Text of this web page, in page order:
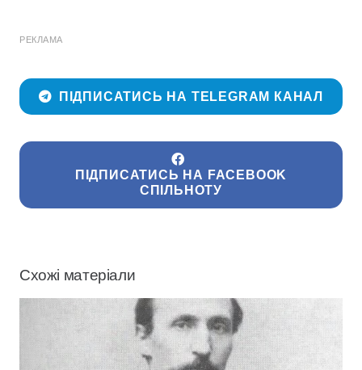
РЕКЛАМА
ПІДПИСАТИСЬ НА TELEGRAM КАНАЛ
ПІДПИСАТИСЬ НА FACEBOOK
СПІЛЬНОТУ
Схожі матеріали